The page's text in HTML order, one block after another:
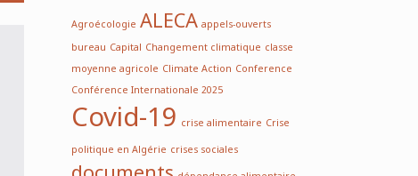
Agroécologie ALECAappels-ouverts
bureau Capital Changement climatique classe
moyenne agricole Climate Action Conference
Conférence Internationale 2025
Covid-19 crise alimentaire Crise
politique en Algérie crises sociales